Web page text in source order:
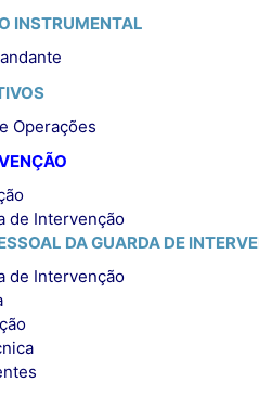
INSTRUMENTAL
Operações
de Intervenção
DA GUARDA DE
de Intervenção